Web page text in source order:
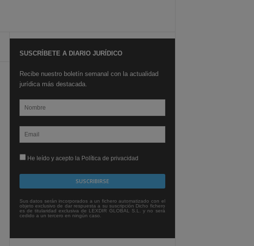
SUSCRÍBETE A DIARIO JURÍDICO
Recibe nuestro boletín semanal con la actualidad
jurídica más destacada.
He leído y acepto la Política de privacidad
Sus datos serán incorporados a un fichero automatizado con el
objeto exclusivo de dar respuesta a su suscripción Dicho fichero
es de titularidad exclusiva de LEXDIR GLOBAL S.L. y no será
cedido a un tercero en ningún caso.